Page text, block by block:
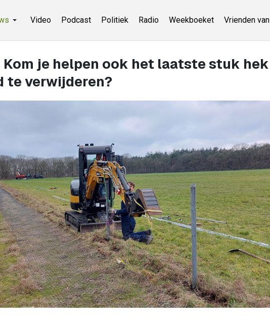
Video Podcast Politiek Radio Weekboeket Vrienden van
Kom je helpen ook het laatste stuk hek
te verwijderen?